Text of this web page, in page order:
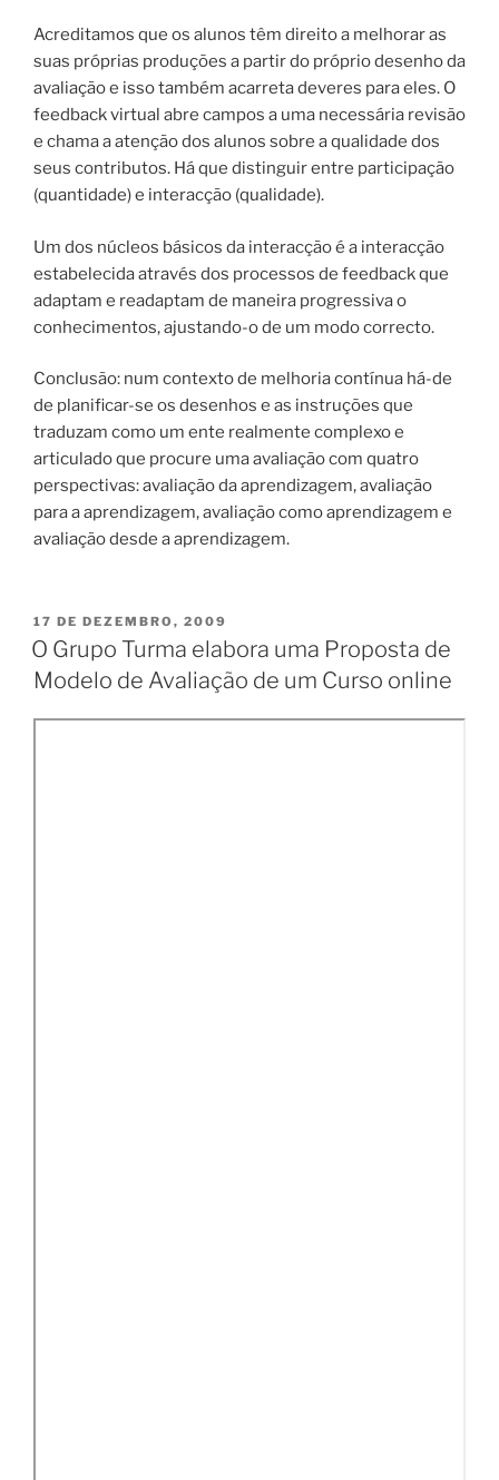
Acreditamos que os alunos têm direito a melhorar as
suas próprias produções a partir do próprio desenho da
avaliação e isso também acarreta deveres para eles. O
feedback virtual abre campos a uma necessária revisão
e chama a atenção dos alunos sobre a qualidade dos
seus contributos. Há que distinguir entre participação
(quantidade) e interacção (qualidade).
Um dos núcleos básicos da interacção é a interacção
estabelecida através dos processos de feedback que
adaptam e readaptam de maneira progressiva o
conhecimentos, ajustando-o de um modo correcto.
Conclusão: num contexto de melhoria contínua há-de
de planificar-se os desenhos e as instruções que
traduzam como um ente realmente complexoe
articulado que procure uma avaliaçãocom quatro
perspectivas: avaliação da aprendizagem, avaliação
para a aprendizagem, avaliação como aprendizagem e
avaliação desde a aprendizagem.
PUBLICADO
EM
17 DE DEZEMBRO, 2009
O Grupo Turma elabora uma Proposta de
Modelo de Avaliação de um Curso online